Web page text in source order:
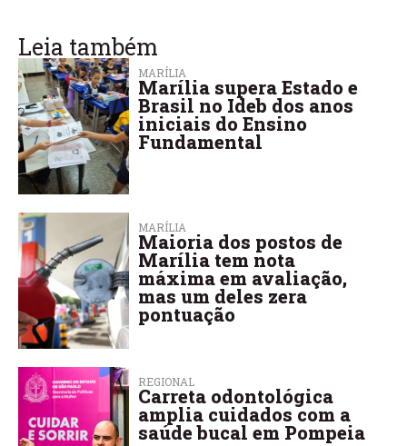
Leia também
MARÍLIA
Marília supera Estado e
Brasil no Ideb dos anos
iniciais do Ensino
Fundamental
MARÍLIA
Maioria dos postos de
Marília tem nota
máxima em avaliação,
mas um deles zera
pontuação
REGIONAL
Carreta odontológica
amplia cuidados com a
saúde bucal em Pompeia